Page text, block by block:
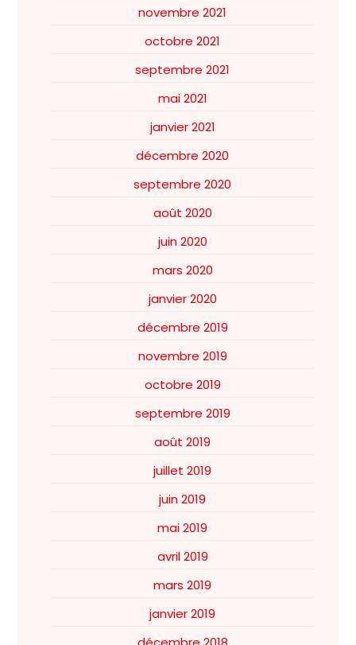
novembre 2021
octobre 2021
septembre 2021
mai 2021
janvier 2021
décembre 2020
septembre 2020
août 2020
juin 2020
mars 2020
janvier 2020
décembre 2019
novembre 2019
octobre 2019
septembre 2019
août 2019
juillet 2019
juin 2019
mai 2019
avril 2019
mars 2019
janvier 2019